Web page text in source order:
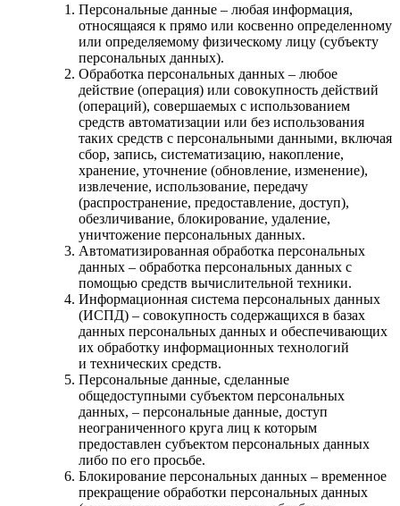
Персональные данные – любая информация,
относящаяся к прямо или косвенно определенному
или определяемому физическому лицу (субъекту
персональных данных).
Обработка персональных данных – любое
действие (операция) или совокупность действий
(операций), совершаемых с использованием
средств автоматизации или без использования
таких средств с персональными данными, включая
сбор, запись, систематизацию, накопление,
хранение, уточнение (обновление, изменение),
извлечение, использование, передачу
(распространение, предоставление, доступ),
обезличивание, блокирование, удаление,
уничтожение персональных данных.
Автоматизированная обработка персональных
данных – обработка персональных данных с
помощью средств вычислительной техники.
Информационная система персональных данных
(ИСПД) – совокупность содержащихся в базах
данных персональных данных и обеспечивающих
их обработку информационных технологий
и технических средств.
Персональные данные, сделанные
общедоступными субъектом персональных
данных, – персональные данные, доступ
неограниченного круга лиц к которым
предоставлен субъектом персональных данных
либо по его просьбе.
Блокирование персональных данных – временное
прекращение обработки персональных данных